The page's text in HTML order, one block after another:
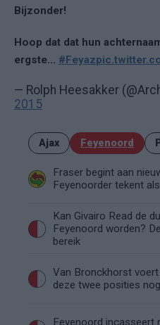
Bijzonder!
Hoop dat dat hun
ergste... #Feyaz
— Rolph Heesakker
2015
Ajax Feyenoord
Fraser begint aan
Feyenoorder tekent
Kan Givairo Read de
Feyenoord worden?
bereik
Van Bronckhorst
deze twee posities
Feyenoord incasseert